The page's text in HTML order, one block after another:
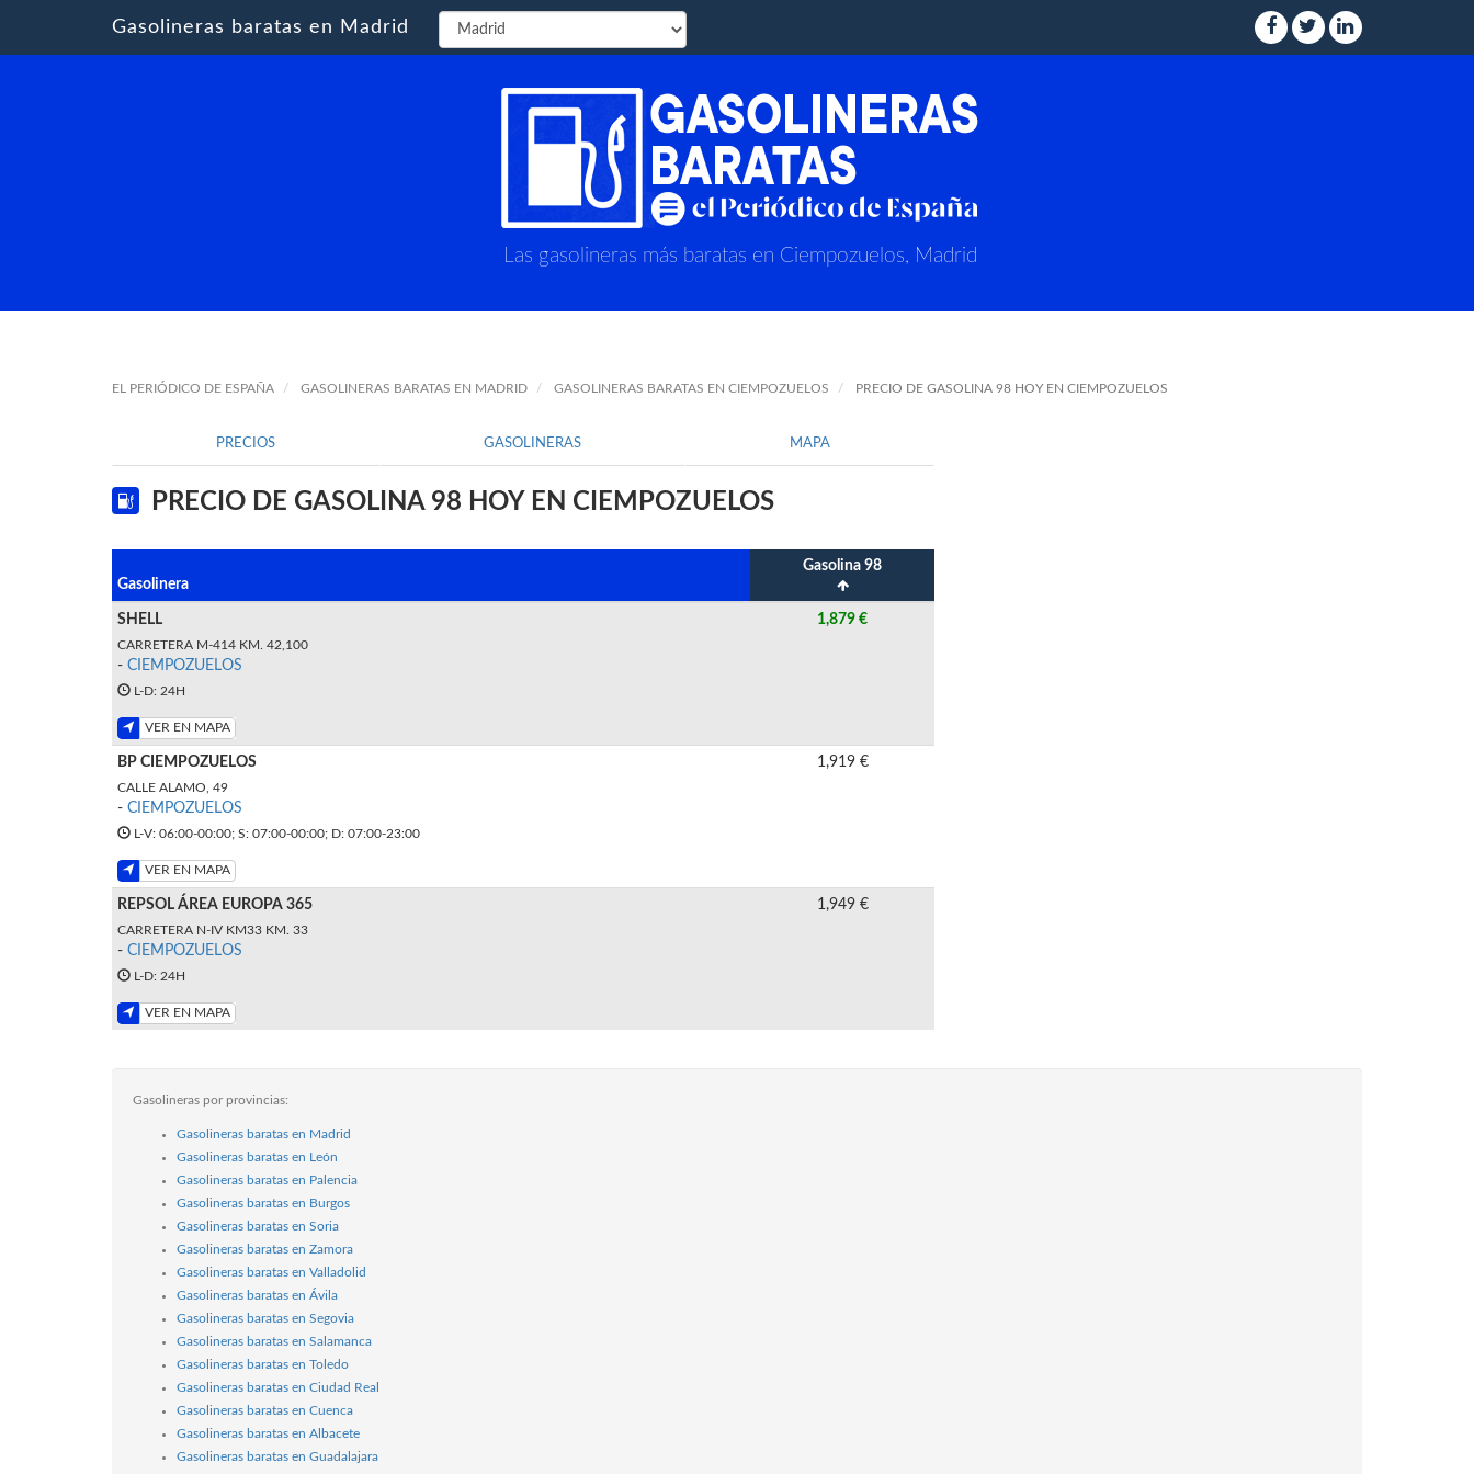
Gasolineras baratas en Madrid
Las gasolineras más baratas en Ciempozuelos, Madrid
EL PERIÓDICO DE ESPAÑA GASOLINERAS BARATAS EN MADRID GASOLINERAS BARATAS EN CIEMPOZUELOS PRECIO DE GASOLINA 98 HOY EN CIEMPOZUELOS
PRECIOS GASOLINERAS MAPA
PRECIO DE GASOLINA 98 HOY EN CIEMPOZUELOS
Gasolinera
Gasolina 98
SHELL
CARRETERA M-414 KM. 42,100
- CIEMPOZUELOS
L-D: 24H
VER EN MAPA
1,879 €
BP CIEMPOZUELOS
CALLE ALAMO, 49
- CIEMPOZUELOS
L-V: 06:00-00:00; S: 07:00-00:00; D: 07:00-23:00
VER EN MAPA
1,919 €
REPSOL ÁREA EUROPA 365
CARRETERA N-IV KM33 KM. 33
- CIEMPOZUELOS
L-D: 24H
VER EN MAPA
1,949 €
Gasolineras por provincias:
Gasolineras baratas en Madrid
Gasolineras baratas en León
Gasolineras baratas en Palencia
Gasolineras baratas en Burgos
Gasolineras baratas en Soria
Gasolineras baratas en Zamora
Gasolineras baratas en Valladolid
Gasolineras baratas en Ávila
Gasolineras baratas en Segovia
Gasolineras baratas en Salamanca
Gasolineras baratas en Toledo
Gasolineras baratas en Ciudad Real
Gasolineras baratas en Cuenca
Gasolineras baratas en Albacete
Gasolineras baratas en Guadalajara